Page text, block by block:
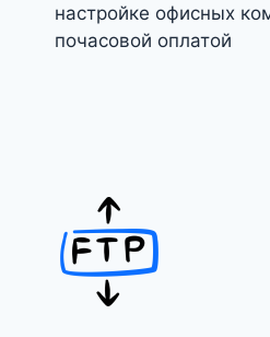
настройке офисных
почасовой оплатой